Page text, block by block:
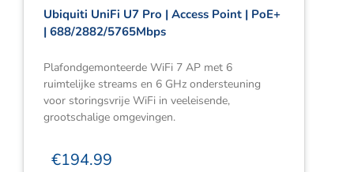
Ubiquiti UniFi U7 Pro | Access Point | PoE+
| 688/2882/5765Mbps
Plafondgemonteerde WiFi 7 AP met 6
ruimtelijke streams en 6 GHz ondersteuning
voor storingsvrije WiFi in veeleisende,
grootschalige omgevingen.
€194.99